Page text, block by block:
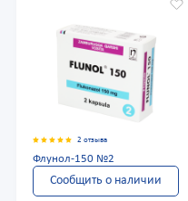
2 отзыва
Флунол-150 №2
Сообщить о наличии